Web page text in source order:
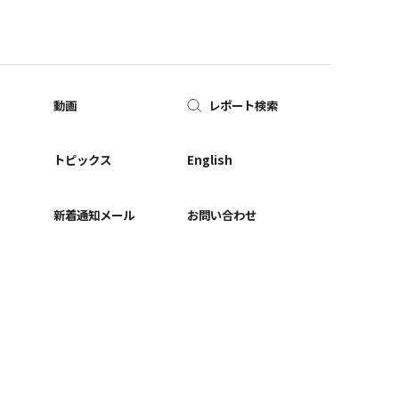
動画
トピックス
新着通知メール
レポート検索
English
お問い合わせ